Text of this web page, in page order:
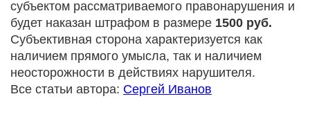
субъектом рассматриваемого правонарушения и
будет наказан штрафом в размере 1500 руб.
Субъективная сторона характеризуется как
наличием прямого умысла, так и наличием
неосторожности в действиях нарушителя.
Все статьи автора: Сергей Иванов